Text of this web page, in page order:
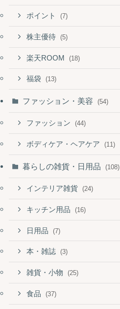
ポイント (7)
株主優待 (5)
楽天ROOM (18)
福袋 (13)
ファッション・美容 (54)
ファッション (44)
ボディケア・ヘアケア (11)
暮らしの雑貨・日用品 (108)
インテリア雑貨 (24)
キッチン用品 (16)
日用品 (7)
本・雑誌 (3)
雑貨・小物 (25)
食品 (37)